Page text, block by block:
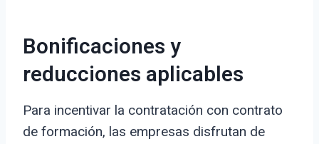
Bonificaciones y
reducciones aplicables
Para incentivar la contratación con contrato
de formación, las empresas disfrutan de